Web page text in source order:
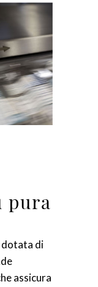
pura
dotata di
assicura